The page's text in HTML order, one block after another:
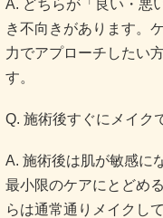
A. どちらが「良い・悪
き不向きがあります。
力でアプローチしたい
す。
Q. 施術後すぐにメイク
A. 施術後は肌が敏感に
最小限のケアにとどめ
らは通常通りメイクし